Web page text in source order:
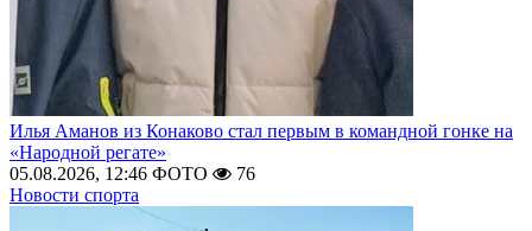
Илья Аманов из Конаково стал первым в командной гонке на
«Народной регате»
05.08.2026, 12:46 ФОТО
76
Новости спорта